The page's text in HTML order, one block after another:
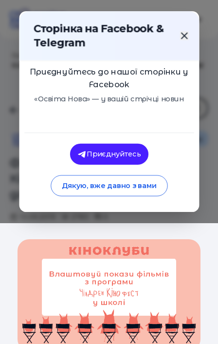
Фільми з програми «Чілдрен
Кінофесту – 2019» доступні
для кіноклубних показів!
Сторінка на Facebook &
Telegram
Приєднуйтесь до нашої сторінки у
Facebook
«Освіта Нова» — у вашій стрічці новин
Приєднуйтесь
Дякую, вже давно з вами